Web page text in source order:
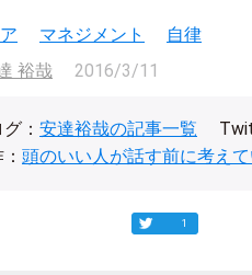
マネジメント
自律
裕哉
2016/3/11
： 安達裕哉の記事一覧
頭のいい人が話す前に考え
1